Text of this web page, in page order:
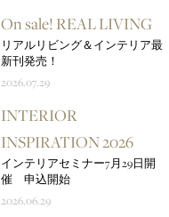
On sale! REAL LIVING
リアルリビング＆インテリア最
新刊発売！
2026.07.29
INTERIOR
INSPIRATION 2026
インテリアセミナー7月29日開
催 申込開始
2026.06.29